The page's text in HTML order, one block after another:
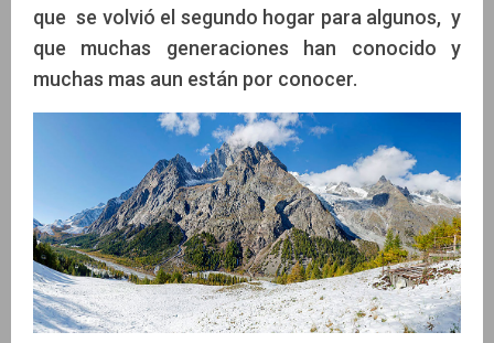
que se volvió el segundo hogar para algunos, y
que muchas generaciones han conocido y
muchas mas aun están por conocer.